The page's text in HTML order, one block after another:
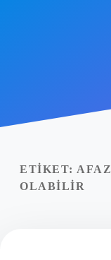
Yasal Uyarı
ETIKET:
OLABILIR